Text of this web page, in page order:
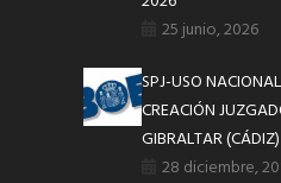
25 junio, 2026
SPJ-USO
CREACIÓN
GIBRALTAR (CÁDIZ)
28 diciembre,